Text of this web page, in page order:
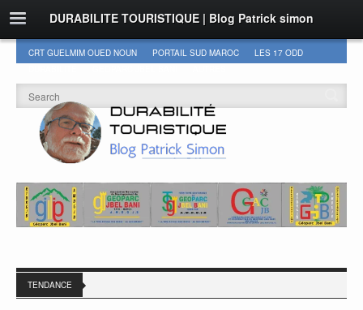
DURABILITE TOURISTIQUE | Blog Patrick simon
CRT GUELMIM OUED NOUN PORTAIL SUD MAROC
LES 17 ODD
TENDANCE